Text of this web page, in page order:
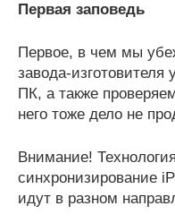
Первая заповедь
Первое, в чем мы
завода-
ПК, а также
него тоже дело не
Внимание!
синхронизирование
идут в разном